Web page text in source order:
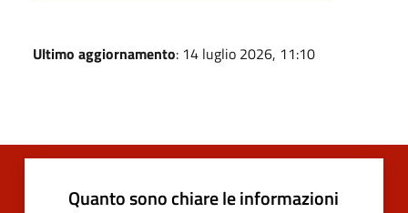
Ultimo aggiornamento: 14 luglio 2026, 11:10
Quanto sono chiare le informazioni